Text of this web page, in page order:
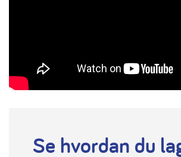
Se hvordan du